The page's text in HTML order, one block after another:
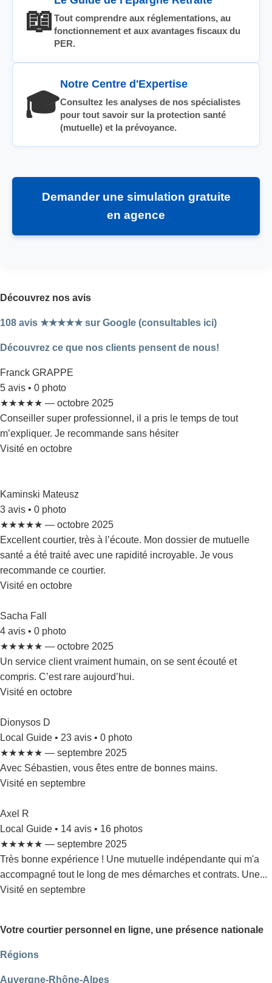
📖 Tout comprendre aux réglementations, au
fonctionnement et aux avantages fiscaux du
PER.
🎓
Notre Centre d'Expertise
Consultez les analyses de nos spécialistes
pour tout savoir sur la protection santé
(mutuelle) et la prévoyance.
Demander une simulation gratuite
en agence
Découvrez nos avis
108 avis ★★★★★ sur Google (consultables ici)
Découvrez ce que nos clients pensent de nous!
Franck GRAPPE
5 avis • 0 photo
★★★★★ — octobre 2025
Conseiller super professionnel, il a pris le temps de tout
m’expliquer. Je recommande sans hésiter
Visité en octobre
Kaminski Mateusz
3 avis • 0 photo
★★★★★ — octobre 2025
Excellent courtier, très à l’écoute. Mon dossier de mutuelle
santé a été traité avec une rapidité incroyable. Je vous
recommande ce courtier.
Visité en octobre
Sacha Fall
4 avis • 0 photo
★★★★★ — octobre 2025
Un service client vraiment humain, on se sent écouté et
compris. C’est rare aujourd’hui.
Visité en octobre
Dionysos D
Local Guide • 23 avis • 0 photo
★★★★★ — septembre 2025
Avec Sébastien, vous êtes entre de bonnes mains.
Visité en septembre
Axel R
Local Guide • 14 avis • 16 photos
★★★★★ — septembre 2025
Très bonne expérience ! Une mutuelle indépendante qui m'a
accompagné tout le long de mes démarches et contrats. Une...
Visité en septembre
Votre courtier personnel en ligne, une présence nationale
Régions
Auvergne-Rhône-Alpes